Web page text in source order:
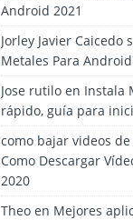
Android 2021
Jorley Javier Caicedo
Metales Para
Jose rutiloen Instala
rápido, guía para
como bajar videos
Como Descargar
2020
Theoen Mejores